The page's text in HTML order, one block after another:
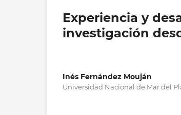
Experiencia y
investigación
Inés Fernández Mouján
Universidad Nacional de Mar del